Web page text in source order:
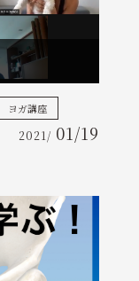
ヨガ講座
2021/ 01/19